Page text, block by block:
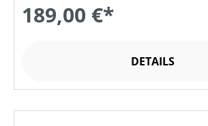
189,00 €*
DETAILS